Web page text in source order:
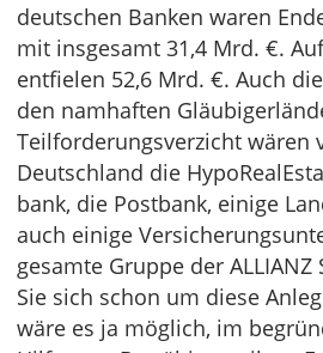
deutschen Banken waren
mit insgesamt 31,4 Mrd. €.
entfielen 52,6 Mrd. €. Auch
den namhaften
Teilforderungsverzicht wären
Deutschland die
bank, die Postbank, einige
auch einige
gesamte Gruppe der ALLIANZ
Sie sich schon um diese
wäre es ja möglich, im